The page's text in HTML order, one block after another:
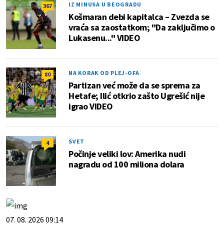
367 IZ MINUSA U BEOGRADU
Košmaran debi kapitalca – Zvezda se
vraća sa zaostatkom; "Da zaključimo o
Lukasenu..." VIDEO
80 NA KORAK OD PLEJ-OFA
Partizan već može da se sprema za
Hetafe; Ilić otkrio zašto Ugrešić nije
igrao VIDEO
4 SVET
Počinje veliki lov: Amerika nudi
nagradu od 100 miliona dolara
07. 08. 2026 09:14